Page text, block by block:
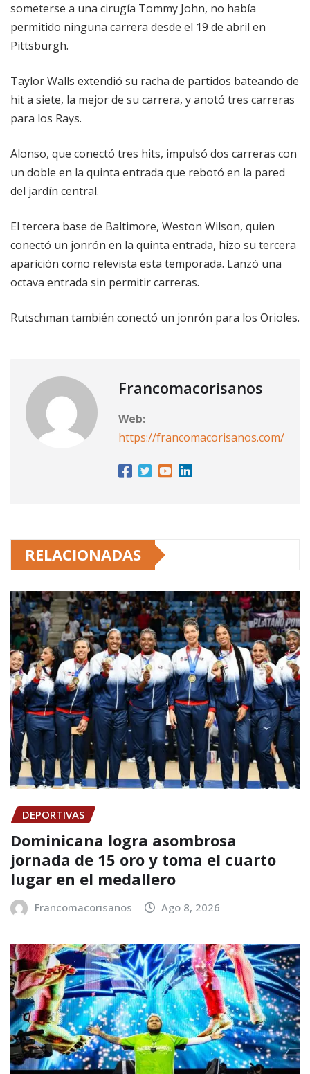
someterse a una cirugía Tommy John, no había
permitido ninguna carrera desde el 19 de abril en
Pittsburgh.
Taylor Walls extendió su racha de partidos bateando de
hit a siete, la mejor de su carrera, y anotó tres carreras
para los Rays.
Alonso, que conectó tres hits, impulsó dos carreras con
un doble en la quinta entrada que rebotó en la pared
del jardín central.
El tercera base de Baltimore, Weston Wilson, quien
conectó un jonrón en la quinta entrada, hizo su tercera
aparición como relevista esta temporada. Lanzó una
octava entrada sin permitir carreras.
Rutschman también conectó un jonrón para los Orioles.
Francomacorisanos
Web:
https://francomacorisanos.com/
RELACIONADAS
DEPORTIVAS
Dominicana logra asombrosa
jornada de 15 oro y toma el cuarto
lugar en el medallero
Francomacorisanos Ago 8, 2026